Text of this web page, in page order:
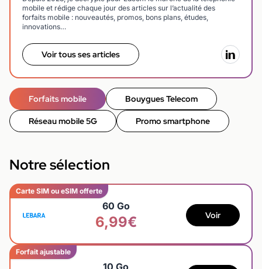
mobile et rédige chaque jour des articles sur l’actualité des
forfaits mobile : nouveautés, promos, bons plans, études,
innovations…
Voir tous ses articles
Forfaits mobile Bouygues Telecom
Réseau mobile 5G Promo smartphone
Notre sélection
Carte SIM ou eSIM offerte
60 Go
6,99€ Voir
Forfait ajustable